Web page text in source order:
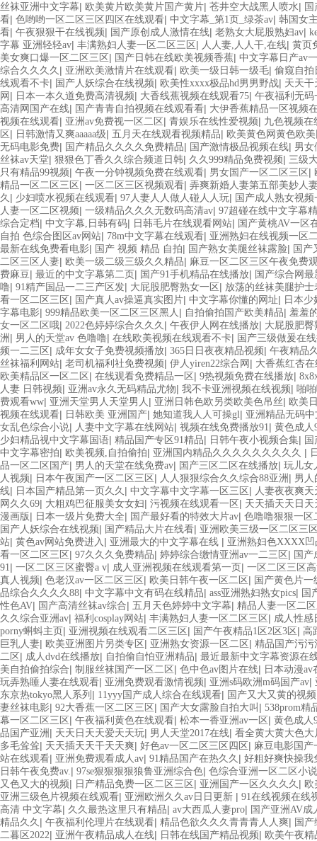
丝袜亚洲中文字幕| 欧美黄片欧美黄片国产黄片| 苍井空大战黑人喷水|
看| 色哟哟一区二区三区四区在线观看| 中文字幕_第1页_绿茶av| 韩国女
看| 午夜狠狠干在线视频| 国产原创成人激情在线| 老熟女大屁股熟妇av|
字幕 亚洲轻轻av| 丰满熟妇人妻一区二区三区 | 人人妻,人人干,在线| 黄页
美女爽口爆一区二区三区 | 国产日韩在线欧美视频香蕉| 中文字幕日产av
综合久久久久 | 亚洲欧美激情片在线观看| 欧美一级日韩一级毛| 偷窥自拍
线观看不卡| 国产人妖综合在线视频| 欧美性xxxx极品hd男男野战| 天天干
网 | 日本一本久道免费高清视频| 大香线蕉视频在线观看75| 午夜福利无
高清网国产在线| 国产青青自拍视频在线观看看| 大伊香蕉精品一区视频
视频在线观看| 亚洲av免费视一区二区 | 青娱乐在线性爱视频| 九色视频在
区 | 日韩激情又爽aaaaa级| 五月天在线观看视频精品| 欧美黄色网黄色欧
无码电影免费| 国产精品久久久久免费精品| 国产激情极品视频在线| 男女
丝袜av天堂| 狠狠色丁香久久综合频道日韩| 久久999精品免费视频| 三级
只有精品99视频| 午夜一分钟视频免费在线观看| 男女国产一区二区三区 |
精品一区二区三区 | 一区二区三区视频观看| 弄爽新婚人妻第五部美妙人
久 | 少妇喷水视频在线观看| 97人妻人人做人碰人人玩| 国产成人熟女视频
人妻一区二区视频| 一级精品久久久无数码高清av| 97超碰在线中文字幕
综合定档| 中文字幕,日韩有码| 日韩毛片在线观看网站| 国产黄桃AV一区
自拍 色综合图区av网站| 78m中文字幕在线观看| 亚洲熟妇在线视频一区
最新在线免费看电影| 国产 视频 精品 自拍| 国产熟女美腿丝袜露脸| 国产
二区三区人妻| 欧美一级二级三级久久精品| 麻豆一区二区三区午夜免费
费麻豆| 最近的中文字幕第二页 | 国产91手机精品在线播放| 国产综合网
噜| 91精产国品一二三产区发| 大屁股肥臀熟女一区 | 放荡的丝袜美腿护士
看一区二区三区 | 国产真人av操逼真实图片| 中文字幕你懂的网址| 日本少
字幕电影| 999精品欧美一区二区三区黑人 | 自拍偷拍国产欧美精品| 羞羞
女一区二区哦| 2022色婷婷综合久久久 | 午夜伊人网在线播放| 大屁股肥臀
洲 | 男人的天堂av 色噜噜| 在线欧美视频在线观看不卡| 国产三级做爰在
频一二三区 | 成年女女子免费视频播放| 365日日夜夜精品视频| 午夜精品
丝袜福利网站| 老司机福利社免费视频| 伊人yiren22综合网 | 大香蕉红杏
欧美精品区一区二区 | 在线观看免费精品一区 | 9热视频免费在线播放|
人妻 日韩视频| 亚洲av永久无码精品尤物| 我不卡亚洲视频在线视频| 啪
费观看ww| 亚洲天堂男人天堂男人 | 亚洲日韩色欧另类欧美色吊丝| 欧美
视频在线观看| 日韩欧美 亚洲国产| 她知道我人人可操gl| 亚洲精品无码
女乱色综合小说| 人妻中文字幕在线网站| 视频在线免费播放91| 黄色成人
少妇精品视中文字幕国语| 精品国产专区91精品| 日韩午夜小视频合集|
中文字幕密拍| 欧美视频,自拍偷拍| 亚洲国内精品久久久久久久久久久 |
品一区二区国产| 男人的天堂在线免费av| 国产三区二区在线播放| 玩儿女
人视频| 日本午夜国产一区二区三区 | 人人狠狠综合久久综合88亚洲 | 男人
线| 日本国产精品第一页久久 | 中文字幕中文字幕一区三区 | 人妻夜夜爽
网久久69| 大粗鸡巴征服美女女妇| 污视频在线观看一区 | 天天插天天日
漫画版 | 日本一级片免费大全| 国产最好看的特效大片av| 色噜噜狠狠一区
国产人妖综合在线视频| 国产精品大片在线看| 亚洲欧美三级一区二区三
站| 黄色av网站免费进入 | 亚洲最大的中文字幕在线 | 亚洲熟妇色XXXX凹
看一区二区三区 | 97久久久免费精品| 婷婷综合缴情亚洲av一二三区 | 国
91| 一区二区三区蜜臀a v| 成人亚洲视频在线观看第一页 | 一区二区三区
真人视频| 色老汉av一区二区三区 | 欧美日韩午夜一区二区 | 国产黄色片一
品综合久久久久88| 中文字幕中文有码在线精品| ass亚洲熟妇熟女pics| 国
性色AV| 国产高清丝袜av综合| 五月天色婷婷中文字幕| 精品人妻一区二
久久综合亚洲av| 福利cosplay网站| 丰满熟妇人妻一区二区三区 | 成人性感
porny蝌蚪主页 | 亚洲视频在线观看二区三区 | 国产午夜精品1区2区3区 | 高
巨乳人妻| 欧美亚洲图片另类专区 | 亚洲熟女资源一区二区 | 精品国产污
二区 | 成人dvd在线播放| 自拍偷自怕亚洲精品| 最近最新中文字幕资源在
美自拍偷拍综合| 制服丝袜国产一区二区 | 色中色av图片在线| 日本动漫av
玩弄熟睡人妻在线观看| 亚洲免费观看激情视频| 亚洲s码欧洲m码国产av|
东京热tokyo黑人系列 | 11yyy国产成人综合在线观看| 国产又大又黄的视频
妻丝袜电影| 92大香蕉一区二区三区 | 国产大女露脸自拍大叫 | 538prom精
幕一区二区三区 | 午夜福利黄色在线观看| 松本一香亚洲av一区 | 黄色成人
品国产亚洲 | 天天日天天爱天天玩| 男人天堂2017在线| 看全黄大黄大色大
多毛耸耸| 天天插天天干天天爽| 好色av一区二区三区四区 | 麻豆电影国产
站在线观看| 亚洲免费观看成人av| 91精品国产在热久久 | 好粗好爽快操我
日韩午夜免费av.| 97se狠狠狠狠狼鲁亚洲综合色| 色综合亚洲一区二区小
又色又大的视频| 日产精品免费一区二区三区 | 亚洲国产一区久久久久 |
亚洲三级色片视频在线观看| 亚洲欧洲久久av日日更新 | 91在线视频在线
高清 中文字幕| 久久最热这里只有精品| av大西瓜人妻pro| 国产亚洲AV成
精品久久 | 午夜福利伦理片在线观看| 精品色欲久久久青青青人人爽| 国
二暮区2022| 亚洲午夜精品成人在线| 日韩在线国产精品视频| 欧美午夜